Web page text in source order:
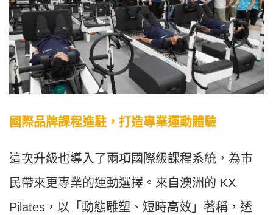
國際品牌課程進駐，打造專業運動體驗
這次升級也導入了兩項國際級課程系統，為市
民帶來更專業的運動選擇。來自澳洲的 KX
Pilates，以「動態雕塑、短時高效」著稱，透